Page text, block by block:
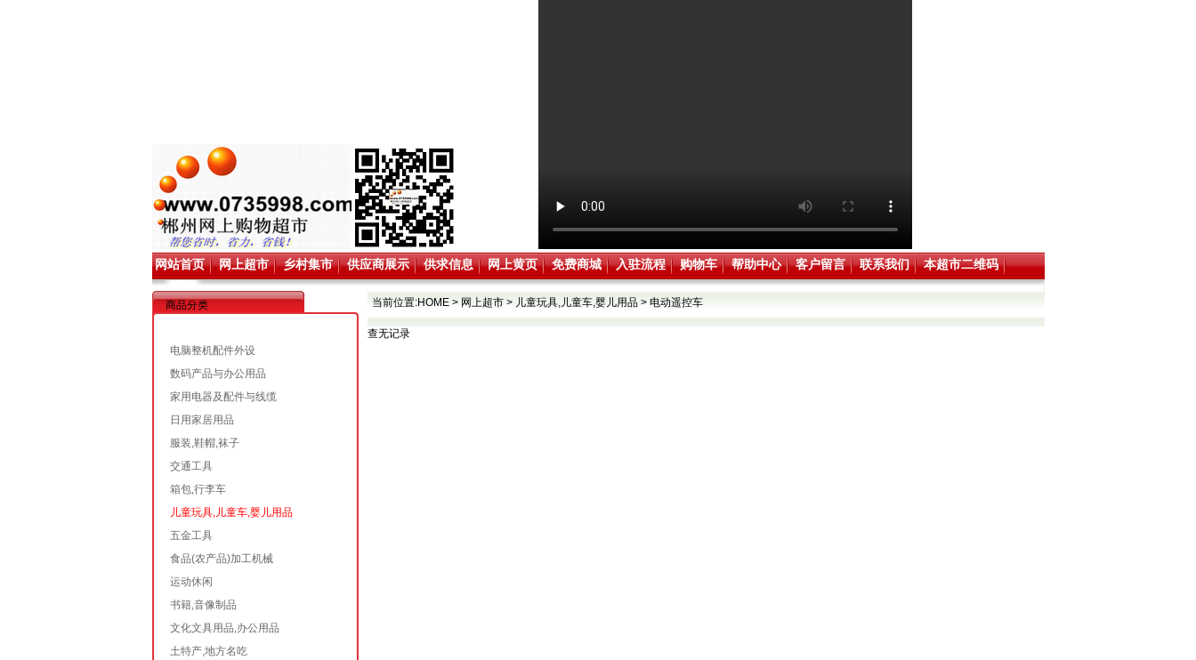
网站首页 网上超市 乡村集市 供应商展示 供求信息 网上黄页 免费商城 入驻流程 购物车 帮助中心 客户留言 联系我们 本超市二维码
商品分类
电脑整机配件外设
数码产品与办公用品
家用电器及配件与线缆
日用家居用品
服装,鞋帽,袜子
交通工具
箱包,行李车
儿童玩具,儿童车,婴儿用品
五金工具
食品(农产品)加工机械
运动休闲
书籍,音像制品
文化文具用品,办公用品
土特产,地方名吃
当前位置:HOME> 网上超市> 儿童玩具,儿童车,婴儿用品> 电动遥控车
查无记录